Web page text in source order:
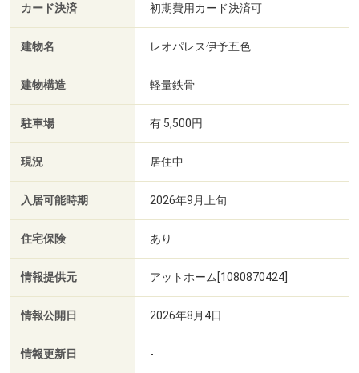
カード決済 初期費用カード決済可
建物名 レオパレス伊予五色
建物構造 軽量鉄骨
駐車場 有 5,500円
現況 居住中
入居可能時期 2026年9月上旬
住宅保険 あり
情報提供元 アットホーム[1080870424]
情報公開日 2026年8月4日
情報更新日 -